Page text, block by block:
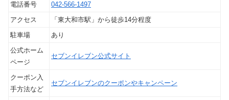
電話番号
042-566-1497
アクセス
「東大和市駅」から徒歩14分程度
駐車場
あり
公式ホーム
ページ
セブンイレブン公式サイト
クーポン入
手方法など
セブンイレブンのクーポンやキャンペーン